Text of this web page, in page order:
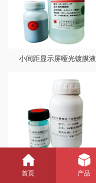
小间距显示屏哑光镀膜液
UVC紫光封装硅胶
首页 产品